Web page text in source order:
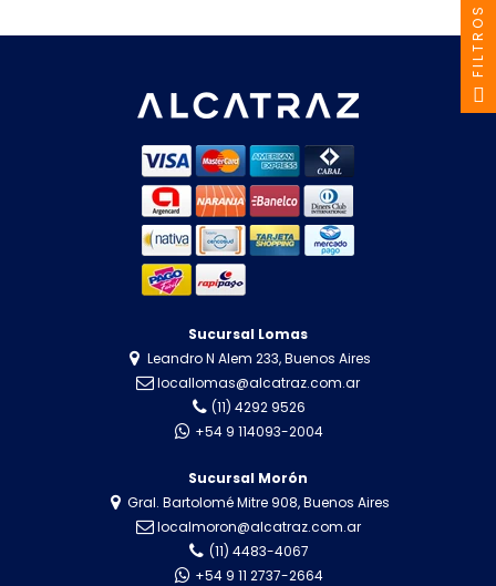
Sucursal Lomas
Leandro N Alem 233, Buenos Aires
locallomas@alcatraz.com.ar
(11) 4292 9526
+54 9 114093-2004
Sucursal Morón
Gral. Bartolomé Mitre 908, Buenos Aires
localmoron@alcatraz.com.ar
(11) 4483-4067
+54 9 11 2737-2664
FILTROS